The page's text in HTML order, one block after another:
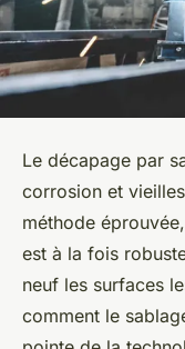
Le décapage par
corrosion et
méthode
est à la fois
neuf les surfaces
comment le